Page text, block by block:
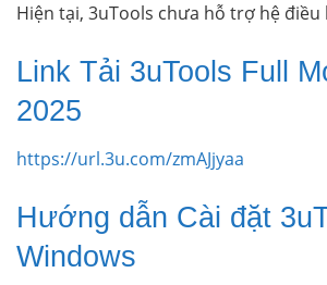
Hiện tại, 3uTools chưa hỗ trợ hệ điều
Link Tải 3uTools Full
2025
https://url.3u.com/zmAJjyaa
Hướng dẫn Cài đặt
Windows